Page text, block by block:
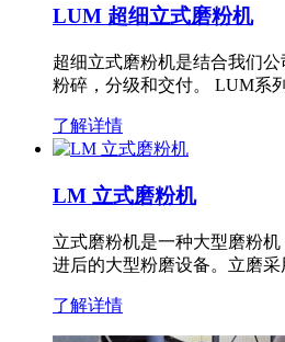
LUM 超细立式磨粉机
超细立式磨粉机是结合我们
粉碎，分级和交付。 LUM系
了解详情
LM 立式磨粉机
立式磨粉机是一种大型磨粉
进后的大型粉磨设备。立磨
了解详情